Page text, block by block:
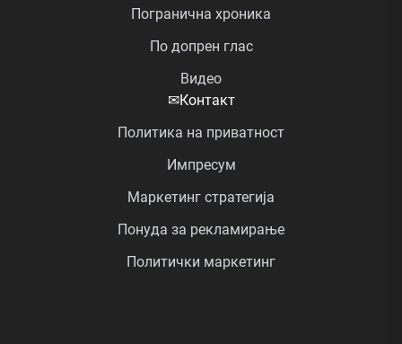
Погранична хроника
По допрен глас
Видео
✉Контакт
Политика на приватност
Импресум
Маркетинг стратегија
Понуда за рекламирање
Политички маркетинг